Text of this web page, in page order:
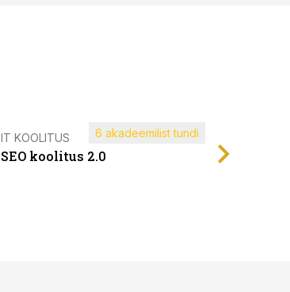
IT KOOLITUS
SEO koolitus 2.0
6 akadeemilist tundi